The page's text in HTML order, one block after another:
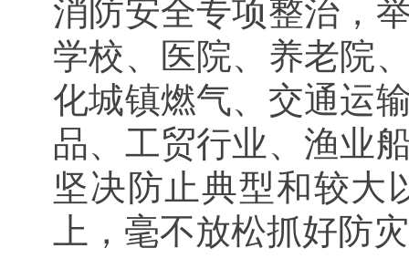
消防安全专项整治，
学校、医院、养老院
化城镇燃气、交通运
品、工贸行业、渔业
坚决防止典型和较大
上，毫不放松抓好防